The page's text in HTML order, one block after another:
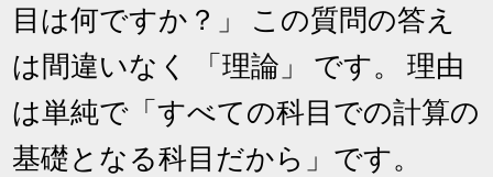
目は何ですか？」 この質問の答え
は間違いなく 「理論」 です。 理由
は単純で「すべての科目での計算の
基礎となる科目だから」です。